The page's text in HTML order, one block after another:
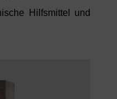
Hilfsmittel und